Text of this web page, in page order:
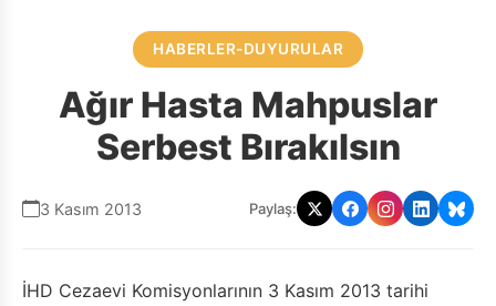
HABERLER-DUYURULAR
Ağır Hasta Mahpuslar
Serbest Bırakılsın
3 Kasım 2013 Paylaş:
İHD Cezaevi Komisyonlarının 3 Kasım 2013 tarihi